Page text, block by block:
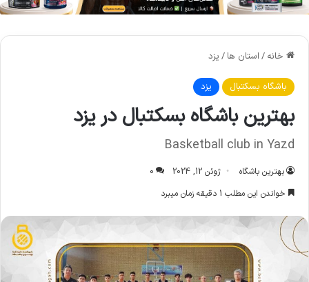
خانه / استان ها / یزد
باشگاه بسکتبال یزد
بهترین باشگاه بسکتبال در یزد
Basketball club in Yazd
بهترین باشگاه ژوئن 12, 2024
0
خواندن این مطلب 1 دقیقه زمان میبرد